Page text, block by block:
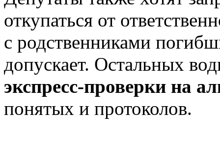
откупаться от
с родственниками
допускает. Остальных
экспресс-проверки на
понятых и протоколов.